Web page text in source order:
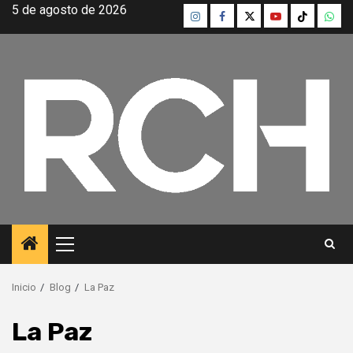
Saltar
5 de agosto de 2026 InstagramFacebook
TwitterYoutubeTikTok
Menú
principal
Inicio Blog La Paz
La Paz